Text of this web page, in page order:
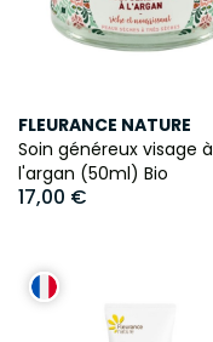
FLEURANCE NATURE
Soin généreux visage à
l'argan (50ml) Bio
17,00 €